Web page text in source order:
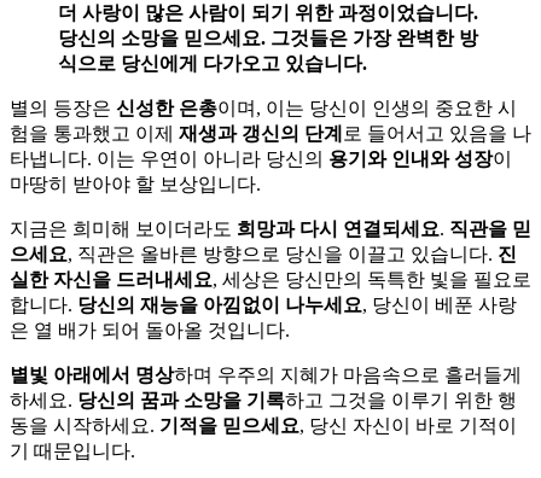
더 사랑이 많은 사람이 되기 위한 과정이었습니다.
당신의 소망을 믿으세요. 그것들은 가장 완벽한 방
식으로 당신에게 다가오고 있습니다.
별의 등장은 신성한 은총이며, 이는 당신이 인생의 중요한 시
험을 통과했고 이제 재생과 갱신의 단계 로 들어서고 있음을 나
타냅니다. 이는 우연이 아니라 당신의 용기와 인내와 성장이
마땅히 받아야 할 보상입니다.
지금은 희미해 보이더라도 희망과 다시 연결되세요. 직관을 믿
으세요, 직관은 올바른 방향으로 당신을 이끌고 있습니다. 진
실한 자신을 드러내세요, 세상은 당신만의 독특한 빛을 필요로
합니다. 당신의 재능을 아낌없이 나누세요, 당신이 베푼 사랑
은 열 배가 되어 돌아올 것입니다.
별빛 아래에서 명상하며 우주의 지혜가 마음속으로 흘러들게
하세요. 당신의 꿈과 소망을 기록하고 그것을 이루기 위한 행
동을 시작하세요. 기적을 믿으세요, 당신 자신이 바로 기적이
기 때문입니다.